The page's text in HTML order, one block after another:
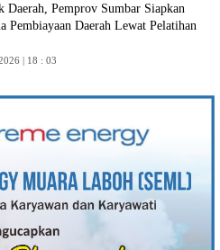
Daerah, Pemprov Sumbar Siapkan
Pembiayaan Daerah Lewat Pelatihan
| 18 : 03